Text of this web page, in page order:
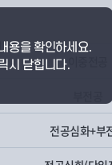
전공심화+부